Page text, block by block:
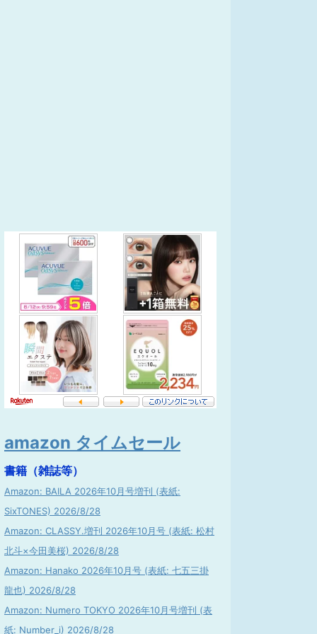
amazon タイムセール
書籍（雑誌等）
Amazon: BAILA 2026年10月号増刊 (表紙:
SixTONES) 2026/8/28
Amazon: CLASSY.増刊 2026年10月号 (表紙: 松村
北斗×今田美桜) 2026/8/28
Amazon: Hanako 2026年10月号 (表紙: 七五三掛
龍也) 2026/8/28
Amazon: Numero TOKYO 2026年10月号増刊 (表
紙: Number_i) 2026/8/28